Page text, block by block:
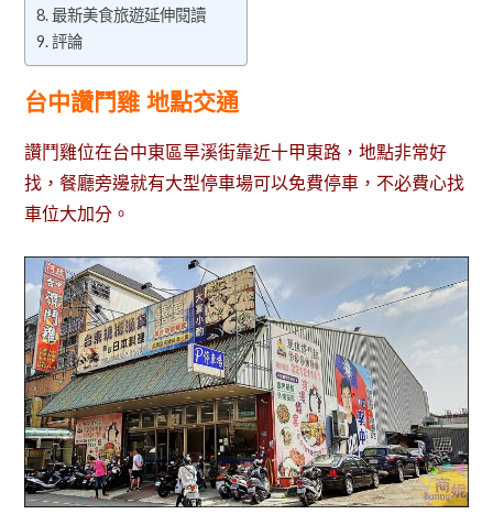
最新美食旅遊延伸閱讀
評論
台中讚鬥雞 地點交通
讚鬥雞位在台中東區旱溪街靠近十甲東路，地點非常好
找，餐廳旁邊就有大型停車場可以免費停車，不必費心找
車位大加分。